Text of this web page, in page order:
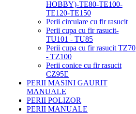
HOBBY)-TE80-TE100-
TE120-TE150
Perii circulare cu fir rasucit
Perii cupa cu fir rasucit-
TU101 - TU85
Perii cupa cu fir rasucit TZ70
- TZ100
Perii conice cu fir rasucit
CZ95E
PERII MASINI GAURIT
MANUALE
PERII POLIZOR
PERII MANUALE